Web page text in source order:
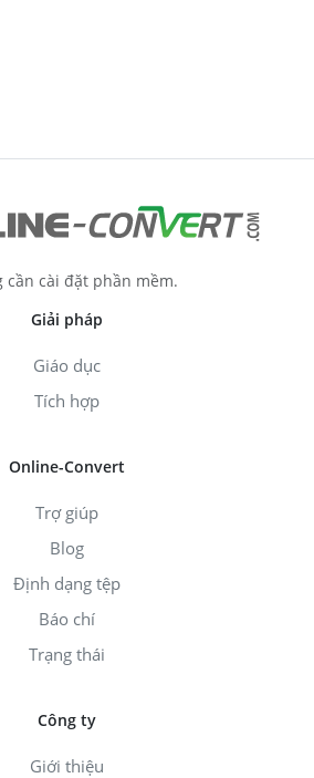
cần cài đặt phần mềm.
Giải pháp
Giáo dục
Tích hợp
Online-Convert
Trợ giúp
Blog
Định dạng tệp
Báo chí
Trạng thái
Công ty
Giới thiệu